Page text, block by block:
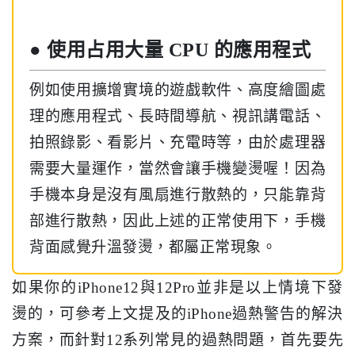
● 使用占用大量 CPU 的應用程式
例如使用擴增實境的遊戲軟件、高度繪圖處
理的應用程式、長時間導航、視訊講電話、
拍照錄影、看影片、充電時等，由於處理器
需要大量運作，當然會讓手機變燙喔！因為
手機本身是沒有風扇進行散熱的，只能靠背
部進行散熱，因此上述的正常使用下，手機
背面感覺升溫發燙，都屬正常現象。
如果你的iPhone12與12Pro並非是以上情境下發
燙的，可參考上文提及的iPhone過熱警告的解決
方案，而針對12系列常見的過熱問題，首先要先